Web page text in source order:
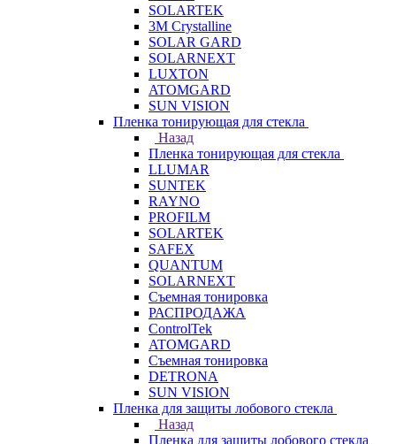
SOLARTEK
3M Crystalline
SOLAR GARD
SOLARNEXT
LUXTON
ATOMGARD
SUN VISION
Пленка тонирующая для стекла
Назад
Пленка тонирующая для стекла
LLUMAR
SUNTEK
RAYNO
PROFILM
SOLARTEK
SAFEX
QUANTUM
SOLARNEXT
Съемная тонировка
РАСПРОДАЖА
ControlTek
ATOMGARD
Съемная тонировка
DETRONA
SUN VISION
Пленка для защиты лобового стекла
Назад
Пленка для защиты лобового стекла